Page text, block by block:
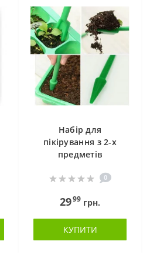
Набір для
пікірування з 2-х
предметів
0
2999 грн.
КУПИТИ